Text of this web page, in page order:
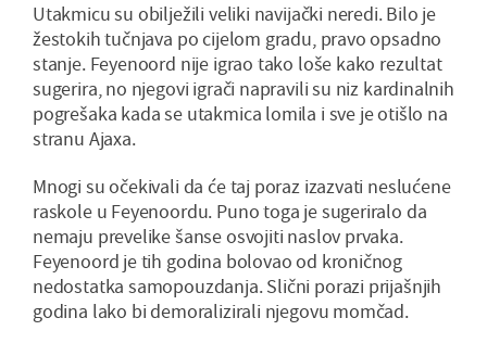
Utakmicu su obilježili veliki navijački neredi. Bilo je
žestokih tučnjava po cijelom gradu, pravo opsadno
stanje. Feyenoord nije igrao tako loše kako rezultat
sugerira, no njegovi igrači napravili su niz kardinalnih
pogrešaka kada se utakmica lomila i sve je otišlo na
stranu Ajaxa.
Mnogi su očekivali da će taj poraz izazvati neslućene
raskole u Feyenoordu. Puno toga je sugeriralo da
nemaju prevelike šanse osvojiti naslov prvaka.
Feyenoord je tih godina bolovao od kroničnog
nedostatka samopouzdanja. Slični porazi prijašnjih
godina lako bi demoralizirali njegovu momčad.